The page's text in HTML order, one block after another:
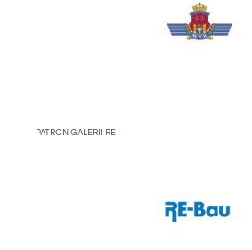
PATRON GALERII RE